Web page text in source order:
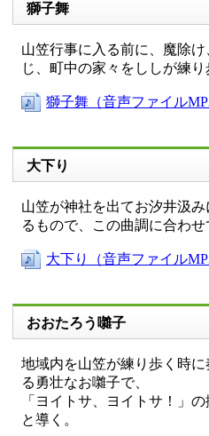
獅子舞
山笠行事に入る前に、魔除
じ、町中の家々をししが練り
獅子舞（音声ファイル
大下り
山笠が神社を出てお汐井汲
るもので、この曲調に合わせ
大下り（音声ファイル
おおたろう囃子
地域内を山笠が練り歩く時
る勇壮なお囃子で、
「ヨイトサ、ヨイトサ！」
と導く。